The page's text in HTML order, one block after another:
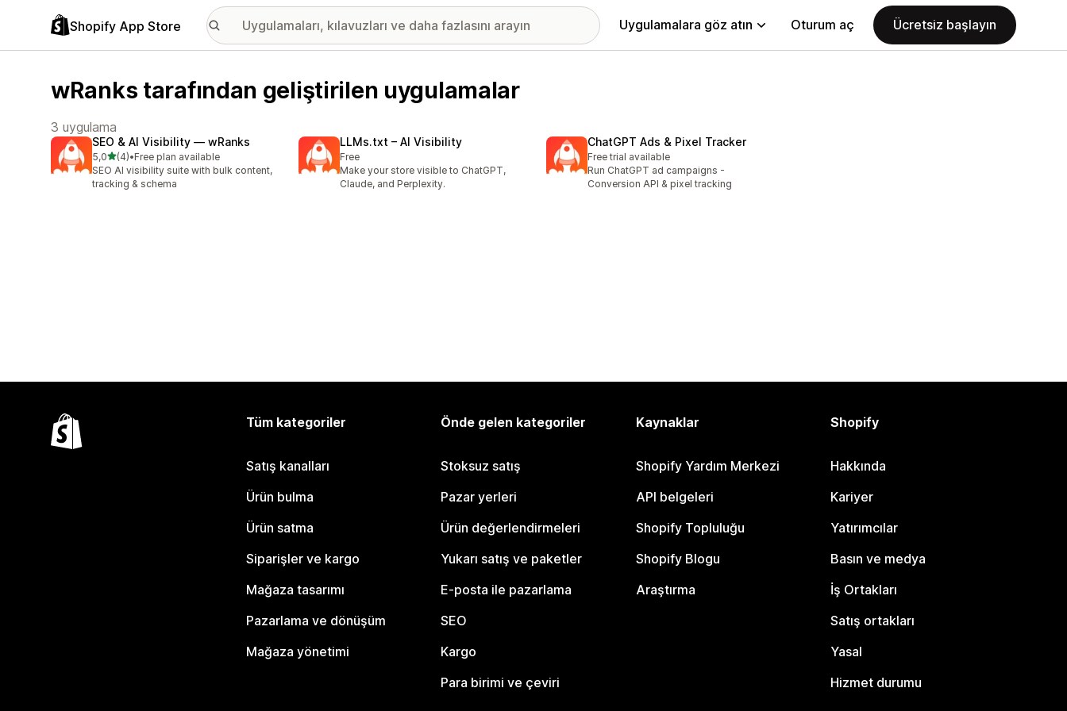
Shopify App Store Uygulamalara göz atın Oturum aç Ücretsiz başlayın
wRanks tarafından geliştirilen uygulamalar
3 uygulama
SEO & AI Visibility — wRanks
5,05 yıldız üzerinden
(4)
toplam 4 değerlendirme
•Free plan available
SEO AI visibility suite with bulk content,
tracking & schema
LLMs.txt – AI Visibility
Free
Make your store visible to ChatGPT,
Claude, and Perplexity.
ChatGPT Ads & Pixel Tracker
Free trial available
Run ChatGPT ad campaigns -
Conversion API & pixel tracking
Tüm kategoriler
Satış kanalları
Ürün bulma
Ürün satma
Siparişler ve kargo
Mağaza tasarımı
Pazarlama ve dönüşüm
Mağaza yönetimi
Önde gelen kategoriler
Stoksuz satış
Pazar yerleri
Ürün değerlendirmeleri
Yukarı satış ve paketler
E-posta ile pazarlama
SEO
Kargo
Para birimi ve çeviri
Kaynaklar
Shopify Yardım Merkezi
API belgeleri
Shopify Topluluğu
Shopify Blogu
Araştırma
Shopify
Hakkında
Kariyer
Yatırımcılar
Basın ve medya
İş Ortakları
Satış ortakları
Yasal
Hizmet durumu